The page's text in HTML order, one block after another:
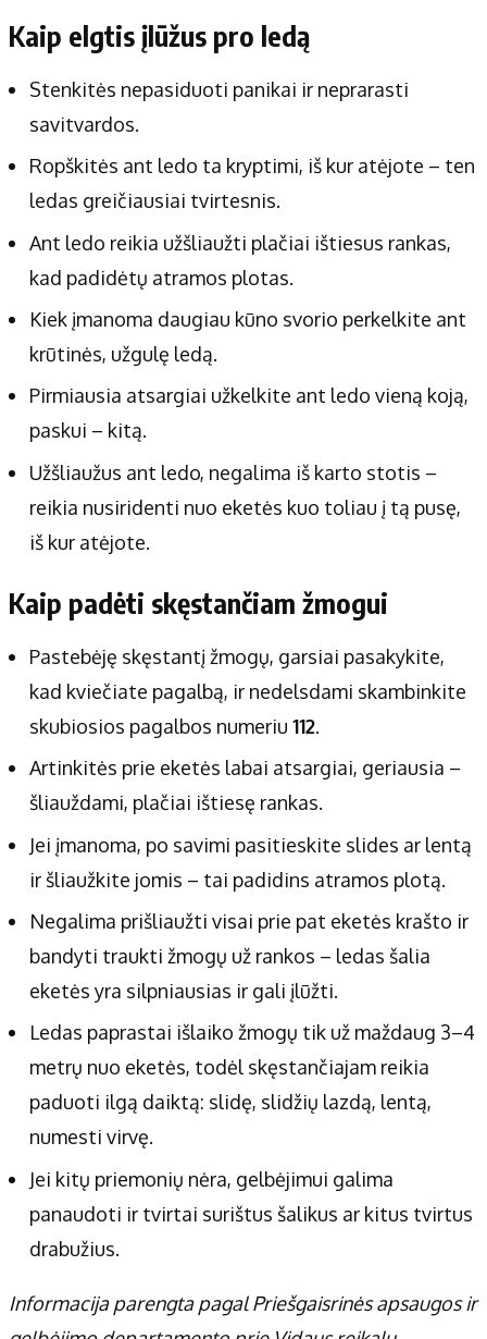
Kaip elgtis įlūžus pro ledą
Stenkitės nepasiduoti panikai ir neprarasti
savitvardos.
Ropškitės ant ledo ta kryptimi, iš kur atėjote – ten
ledas greičiausiai tvirtesnis.
Ant ledo reikia užšliaužti plačiai ištiesus rankas,
kad padidėtų atramos plotas.
Kiek įmanoma daugiau kūno svorio perkelkite ant
krūtinės, užgulę ledą.
Pirmiausia atsargiai užkelkite ant ledo vieną koją,
paskui – kitą.
Užšliaužus ant ledo, negalima iš karto stotis –
reikia nusiridenti nuo eketės kuo toliau į tą pusę,
iš kur atėjote.
Kaip padėti skęstančiam žmogui
Pastebėję skęstantį žmogų, garsiai pasakykite,
kad kviečiate pagalbą, ir nedelsdami skambinkite
skubiosios pagalbos numeriu112.
Artinkitės prie eketės labai atsargiai, geriausia –
šliauždami, plačiai ištiesę rankas.
Jei įmanoma, po savimi pasitieskite slides ar lentą
ir šliaužkite jomis – tai padidins atramos plotą.
Negalima prišliaužti visai prie pat eketės krašto ir
bandyti traukti žmogų už rankos – ledas šalia
eketės yra silpniausias ir gali įlūžti.
Ledas paprastai išlaiko žmogų tik už maždaug 3–4
metrų nuo eketės, todėl skęstančiajam reikia
paduoti ilgą daiktą: slidę, slidžių lazdą, lentą,
numesti virvę.
Jei kitų priemonių nėra, gelbėjimui galima
panaudoti ir tvirtai surištus šalikus ar kitus tvirtus
drabužius.
Informacija parengta pagal Priešgaisrinės apsaugos ir